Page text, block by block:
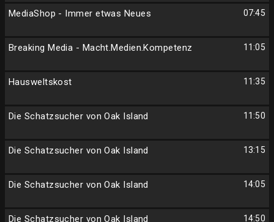
07:45
MediaShop - Immer etwas Neues
11:05
Breaking Media - Macht.Medien.Kompetenz
11:35
Hausweltskost
11:50
Die Schatzsucher von Oak Island
13:15
Die Schatzsucher von Oak Island
14:05
Die Schatzsucher von Oak Island
14:50
Die Schatzsucher von Oak Island